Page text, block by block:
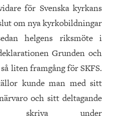
för Svenska kyrkans
om nya kyrkobildningar
helgens riksmöte i
Grunden och
liten framgång för SKFS.
kunde man med sitt
och sitt deltagande
skriva under